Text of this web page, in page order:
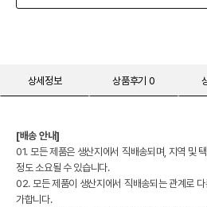
상세정보 상품후기 0
[배송 안내]
01. 모든 제품은 생산지에서 직배송되며, 지역 및
정도 소요될 수 있습니다.
02. 모든 제품이 생산지에서 직배송되는 관계로
가합니다.